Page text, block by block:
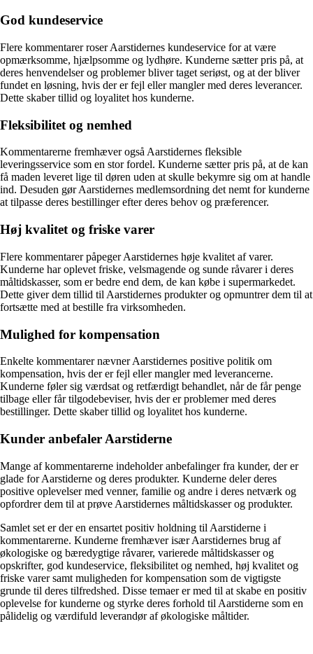
God kundeservice
Flere kommentarer roser Aarstidernes kundeservice for at være
opmærksomme, hjælpsomme og lydhøre. Kunderne sætter pris på, at
deres henvendelser og problemer bliver taget seriøst, og at der bliver
fundet en løsning, hvis der er fejl eller mangler med deres leverancer.
Dette skaber tillid og loyalitet hos kunderne.
Fleksibilitet og nemhed
Kommentarerne fremhæver også Aarstidernes fleksible
leveringsservice som en stor fordel. Kunderne sætter pris på, at de kan
få maden leveret lige til døren uden at skulle bekymre sig om at handle
ind. Desuden gør Aarstidernes medlemsordning det nemt for kunderne
at tilpasse deres bestillinger efter deres behov og præferencer.
Høj kvalitet og friske varer
Flere kommentarer påpeger Aarstidernes høje kvalitet af varer.
Kunderne har oplevet friske, velsmagende og sunde råvarer i deres
måltidskasser, som er bedre end dem, de kan købe i supermarkedet.
Dette giver dem tillid til Aarstidernes produkter og opmuntrer dem til at
fortsætte med at bestille fra virksomheden.
Mulighed for kompensation
Enkelte kommentarer nævner Aarstidernes positive politik om
kompensation, hvis der er fejl eller mangler med leverancerne.
Kunderne føler sig værdsat og retfærdigt behandlet, når de får penge
tilbage eller får tilgodebeviser, hvis der er problemer med deres
bestillinger. Dette skaber tillid og loyalitet hos kunderne.
Kunder anbefaler Aarstiderne
Mange af kommentarerne indeholder anbefalinger fra kunder, der er
glade for Aarstiderne og deres produkter. Kunderne deler deres
positive oplevelser med venner, familie og andre i deres netværk og
opfordrer dem til at prøve Aarstidernes måltidskasser og produkter.
Samlet set er der en ensartet positiv holdning til Aarstiderne i
kommentarerne. Kunderne fremhæver især Aarstidernes brug af
økologiske og bæredygtige råvarer, varierede måltidskasser og
opskrifter, god kundeservice, fleksibilitet og nemhed, høj kvalitet og
friske varer samt muligheden for kompensation som de vigtigste
grunde til deres tilfredshed. Disse temaer er med til at skabe en positiv
oplevelse for kunderne og styrke deres forhold til Aarstiderne som en
pålidelig og værdifuld leverandør af økologiske måltider.